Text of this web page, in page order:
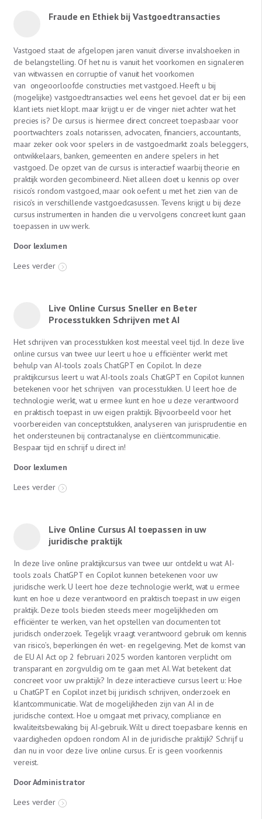
Fraude en Ethiek bij Vastgoedtransacties
Vastgoed staat de afgelopen jaren vanuit diverse invalshoeken in
de belangstelling. Of het nu is vanuit het voorkomen en signaleren
van witwassen en corruptie of vanuit het voorkomen
van ongeoorloofde constructies met vastgoed. Heeft u bij
(mogelijke) vastgoedtransacties wel eens het gevoel dat er bij een
klant iets niet klopt. maar krijgt u er de vinger niet achter wat het
precies is? De cursus is hiermee direct concreet toepasbaar voor
poortwachters zoals notarissen, advocaten, financiers, accountants,
maar zeker ook voor spelers in de vastgoedmarkt zoals beleggers,
ontwikkelaars, banken, gemeenten en andere spelers in het
vastgoed. De opzet van de cursus is interactief waarbij theorie en
praktijk worden gecombineerd. Niet alleen doet u kennis op over
risico’s rondom vastgoed, maar ook oefent u met het zien van de
risico’s in verschillende vastgoedcasussen. Tevens krijgt u bij deze
cursus instrumenten in handen die u vervolgens concreet kunt gaan
toepassen in uw werk.
Door lexlumen
Lees verder
Live Online Cursus Sneller en Beter
Processtukken Schrijven met AI
Het schrijven van processtukken kost meestal veel tijd. In deze live
online cursus van twee uur leert u hoe u efficiënter werkt met
behulp van AI-tools zoals ChatGPT en Copilot. In deze
praktijkcursus leert u wat AI-tools zoals ChatGPT en Copilot kunnen
betekenen voor het schrijven van processtukken. U leert hoe de
technologie werkt, wat u ermee kunt en hoe u deze verantwoord
en praktisch toepast in uw eigen praktijk. Bijvoorbeeld voor het
voorbereiden van conceptstukken, analyseren van jurisprudentie en
het ondersteunen bij contractanalyse en cliëntcommunicatie.
Bespaar tijd en schrijf u direct in!
Door lexlumen
Lees verder
Live Online Cursus AI toepassen in uw
juridische praktijk
In deze live online praktijkcursus van twee uur ontdekt u wat AI-
tools zoals ChatGPT en Copilot kunnen betekenen voor uw
juridische werk. U leert hoe deze technologie werkt, wat u ermee
kunt en hoe u deze verantwoord en praktisch toepast in uw eigen
praktijk. Deze tools bieden steeds meer mogelijkheden om
efficiënter te werken, van het opstellen van documenten tot
juridisch onderzoek. Tegelijk vraagt verantwoord gebruik om kennis
van risico’s, beperkingen én wet- en regelgeving. Met de komst van
de EU AI Act op 2 februari 2025 worden kantoren verplicht om
transparant en zorgvuldig om te gaan met AI. Wat betekent dat
concreet voor uw praktijk? In deze interactieve cursus leert u: Hoe
u ChatGPT en Copilot inzet bij juridisch schrijven, onderzoek en
klantcommunicatie. Wat de mogelijkheden zijn van AI in de
juridische context. Hoe u omgaat met privacy, compliance en
kwaliteitsbewaking bij AI-gebruik. Wilt u direct toepasbare kennis en
vaardigheden opdoen rondom AI in de juridische praktijk? Schrijf u
dan nu in voor deze live online cursus. Er is geen voorkennis
vereist.
Door Administrator
Lees verder